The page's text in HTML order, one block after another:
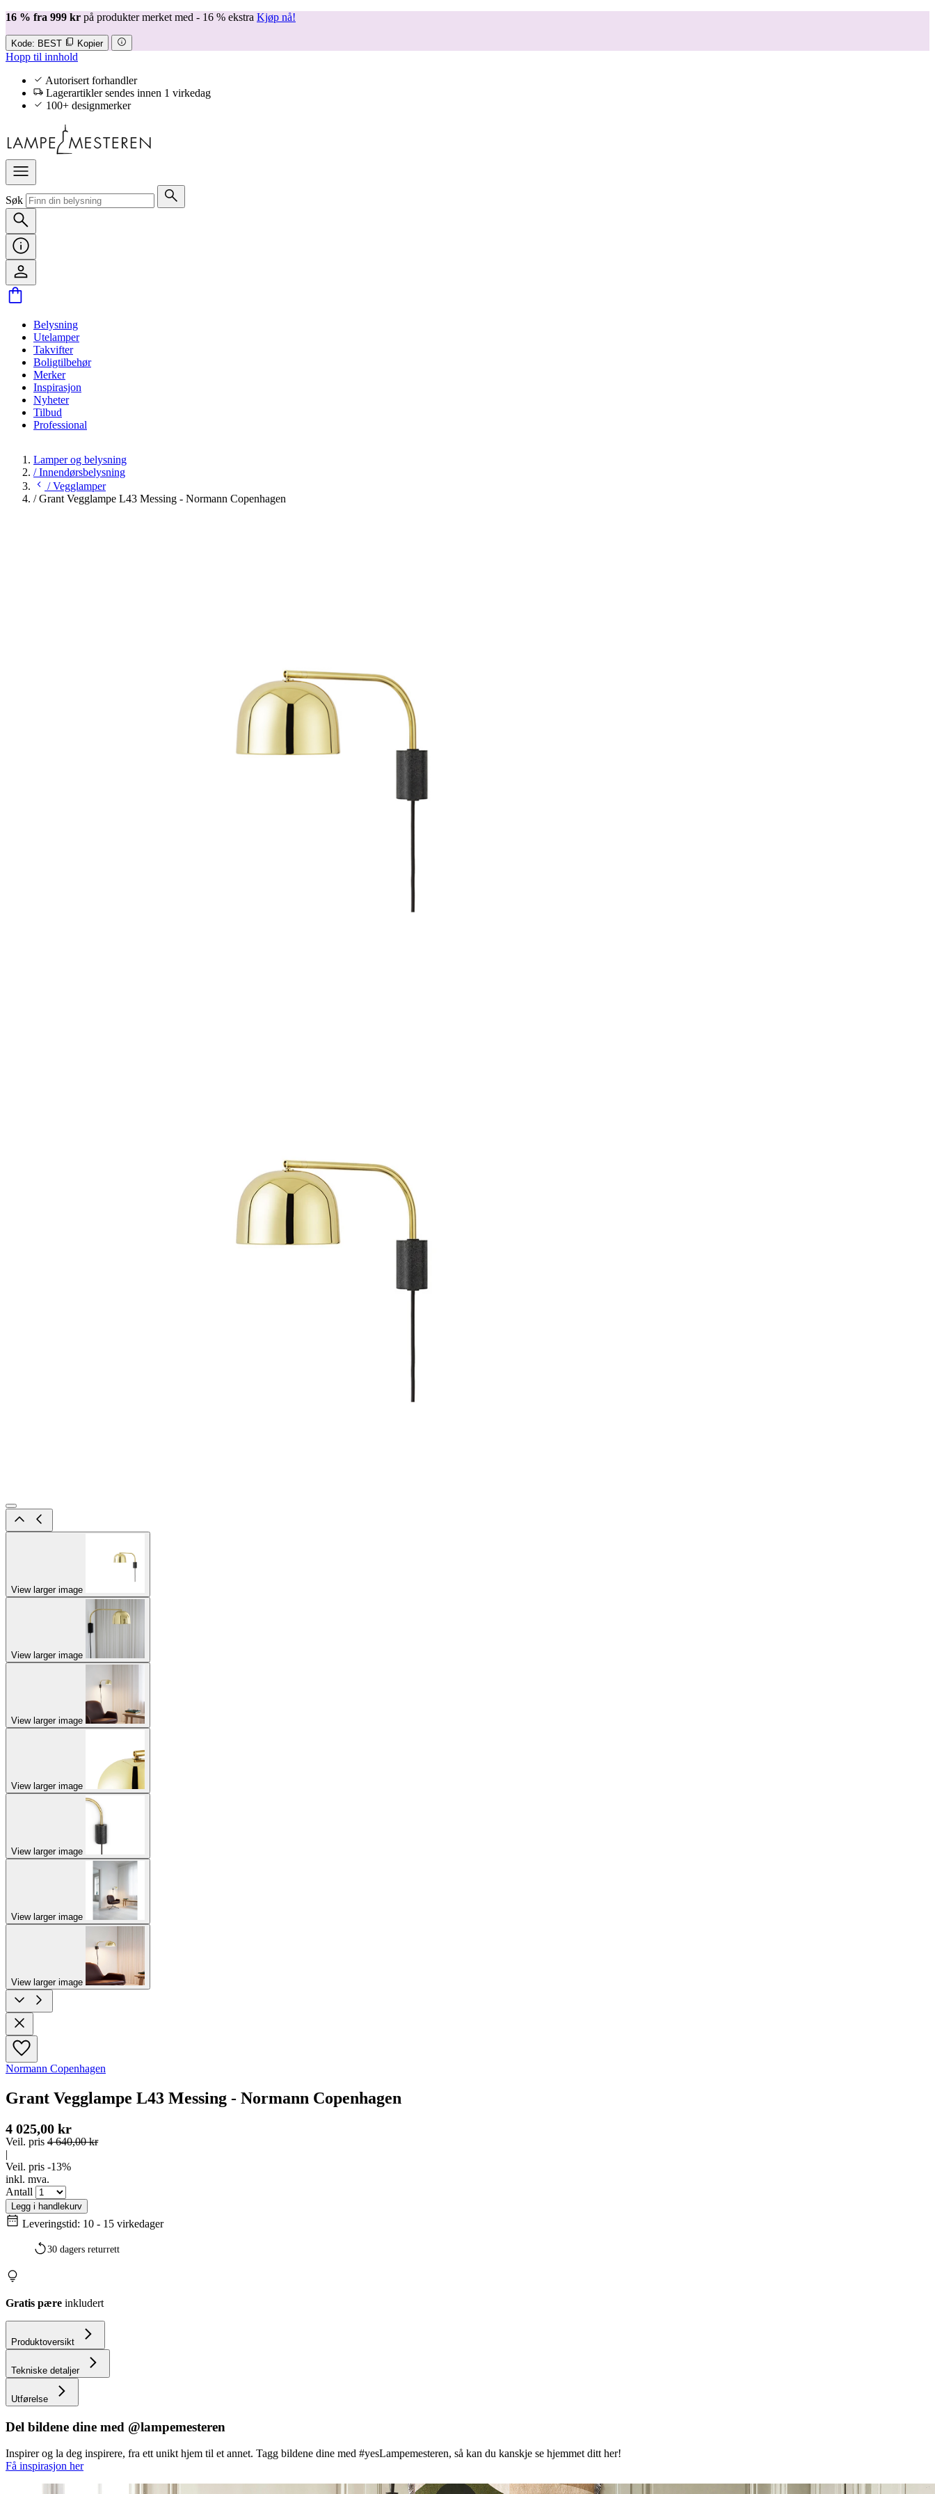
16 % fra 999 kr på produkter merket med - 16 % ekstra Kjøp nå!
Kode: BEST Kopier
Hopp til innhold
Autorisert forhandler
Lagerartikler sendes innen 1 virkedag
100+ designmerker
Søk
Belysning
Utelamper
Takvifter
Boligtilbehør
Merker
Inspirasjon
Nyheter
Tilbud
Professional
Lamper og belysning
/ Innendørsbelysning
/ Vegglamper
/ Grant Vegglampe L43 Messing - Normann Copenhagen
View larger image
View larger image
View larger image
View larger image
View larger image
View larger image
View larger image
Normann Copenhagen
Grant Vegglampe L43 Messing - Normann Copenhagen
4 025,00 kr
Veil. pris 4 640,00 kr
|
Veil. pris -13%
inkl. mva.
Antall
Legg i handlekurv
Leveringstid: 10 - 15 virkedager
30 dagers returrett
Gratis pære inkludert
Produktoversikt
Tekniske detaljer
Utførelse
Del bildene dine med @lampemesteren
Inspirer og la deg inspirere, fra ett unikt hjem til et annet. Tagg bildene dine med #yesLampemesteren, så kan du kanskje se hjemmet ditt her!
Få inspirasjon her